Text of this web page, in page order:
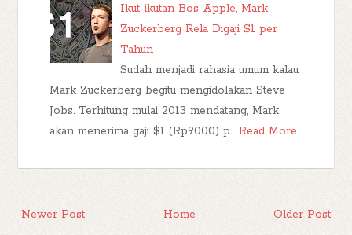
Ikut-ikutan Bos Apple, Mark
Zuckerberg Rela Digaji $1 per
Tahun
Sudah menjadi rahasia umum kalau
Mark Zuckerberg begitu mengidolakan Steve
Jobs. Terhitung mulai 2013 mendatang, Mark
akan menerima gaji $1 (Rp9000) p… Read More
Newer Post Older Post
Home